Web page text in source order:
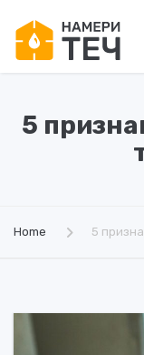
5
Home 5